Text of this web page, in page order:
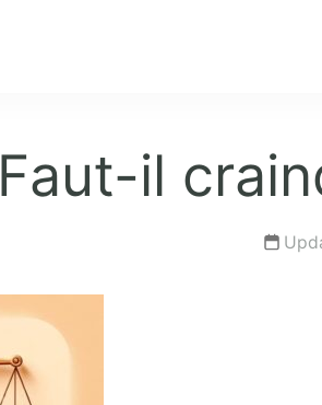
Faut-il